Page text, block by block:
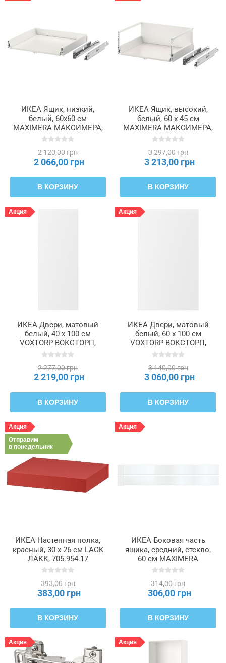
ИКЕА Ящик, низкий,
белый, 60x60 см
MAXIMERA МАКСИМЕРА,
202.046.28
2 120,00 грн
2 066,00 грн
В КОРЗИНУ
ИКЕА Ящик, высокий,
белый, 60 x 45 см
MAXIMERA МАКСИМЕРА,
602.046.31
3 297,00 грн
3 213,00 грн
В КОРЗИНУ
Акция
ИКЕА Двери, матовый
белый, 40 x 100 см
VOXTORP ВОКСТОРП,
002.731.75
2 277,00 грн
2 219,00 грн
В КОРЗИНУ
Акция
ИКЕА Двери, матовый
белый, 60 x 100 см
VOXTORP ВОКСТОРП,
202.731.79
3 140,00 грн
3 060,00 грн
В КОРЗИНУ
Акция
Отправим
в понедельник
ИКЕА Настенная полка,
красный, 30 x 26 см LACK
ЛАКК, 705.954.17
393,00 грн
383,00 грн
В КОРЗИНУ
Акция
ИКЕА Боковая часть
ящика, средний, стекло,
60 см MAXIMERA
МАКСИМЕРА, 302.388.59
314,00 грн
306,00 грн
В КОРЗИНУ
Акция Акция